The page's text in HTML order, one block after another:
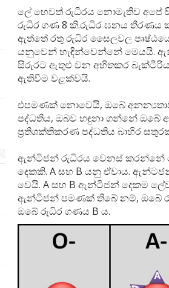
ලේ හෙවත් රුධිරය නොමැතිව අපේ
රුධිර ගණ 8 කි.රුධිර ඝනය තීරණය
ඇත්තේ රතු රුධිර සෛලවල
යනුවෙන් හැඳින්වෙන්නේ මෙයයි.‍
සිරුරට ඇතුළු වන අහිතකර
ඇතිවීම වළක්වයි.
එපමණක් නොවෙයි, ඔබේ
පද්ධතිය, ඔබව හඳුනා ගන්නේ
ප්‍රතිශක්තිකරණ පද්ධතිය බාහිර
ඇන්ටිජන් රුධිරය වෙනස් කරන්නේ
දෙකකි. A සහ B යනු ඒවාය.
වෙයි. A සහ B ඇන්ටිජන් දෙකම
ඇන්ටිජන් පමණක් තිබේ නම්, ඔබේ
ඔබේ රුධිර ගණය B ය.